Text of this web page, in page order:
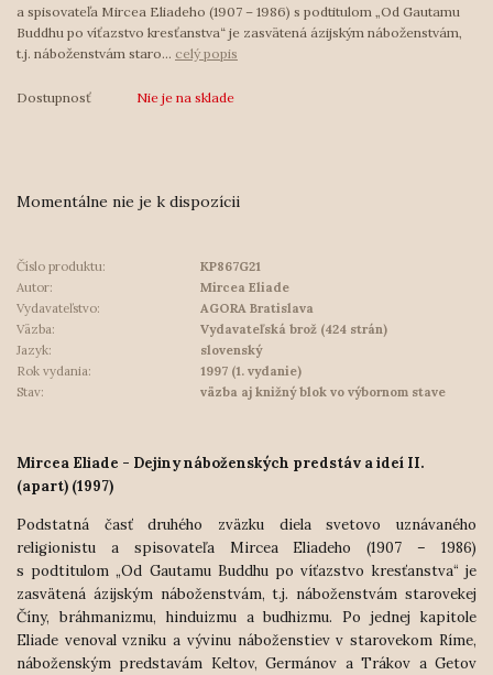
a spisovateľa Mircea Eliadeho (1907 – 1986) s podtitulom „Od Gautamu
Buddhu po víťazstvo kresťanstva“ je zasvätená ázijským náboženstvám,
t.j. náboženstvám staro... celý popis
Dostupnosť Nie je na sklade
Momentálne nie je k dispozícii
Číslo produktu:
KP867G21
Autor:
Mircea Eliade
Vydavateľstvo:
AGORA Bratislava
Väzba:
Vydavateľská brož (424 strán)
Jazyk:
slovenský
Rok vydania:
1997 (1. vydanie)
Stav:
väzba aj knižný blok vo výbornom stave
Mircea Eliade - Dejiny náboženských predstáv a ideí II.
(apart) (1997)
Podstatná časť druhého zväzku diela svetovo uznávaného
religionistu a spisovateľa Mircea Eliadeho (1907 – 1986)
s podtitulom „Od Gautamu Buddhu po víťazstvo kresťanstva“ je
zasvätená ázijským náboženstvám, t.j. náboženstvám starovekej
Číny, bráhmanizmu, hinduizmu a budhizmu. Po jednej kapitole
Eliade venoval vzniku a vývinu náboženstiev v starovekom Ríme,
náboženským predstavám Keltov, Germánov a Trákov a Getov